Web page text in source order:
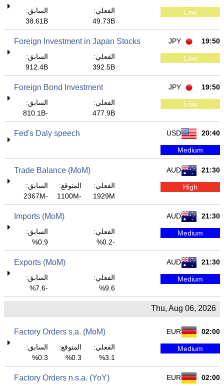
Low
الفعلي:
49.73B
السابق:
38.61B
19:50
JPY
Foreign Investment in Japan Stocks
Low
الفعلي:
392.5B
السابق:
912.4B
19:50
JPY
Foreign Bond Investment
Low
الفعلي:
477.9B
السابق:
-810.1B
20:40
USD
Fed's Daly speech
Medium
21:30
AUD
Trade Balance (MoM)
High
الفعلي:
1929M
المتوقع:
-1100M
السابق:
-2367M
21:30
AUD
Imports (MoM)
Medium
الفعلي:
-0.2%
السابق:
0.9%
21:30
AUD
Exports (MoM)
Medium
الفعلي:
9.6%
السابق:
-7.6%
Thu, Aug 06, 2026
02:00
EUR
Factory Orders s.a. (MoM)
Medium
الفعلي:
3.1%
المتوقع:
0.3%
السابق:
0.3%
02:00
EUR
Factory Orders n.s.a. (YoY)